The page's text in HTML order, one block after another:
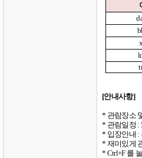
[안내사항]
* 관람장소
* 관람일정 :
* 입장안내 :
* 재미있게
* Ctrl+F 를